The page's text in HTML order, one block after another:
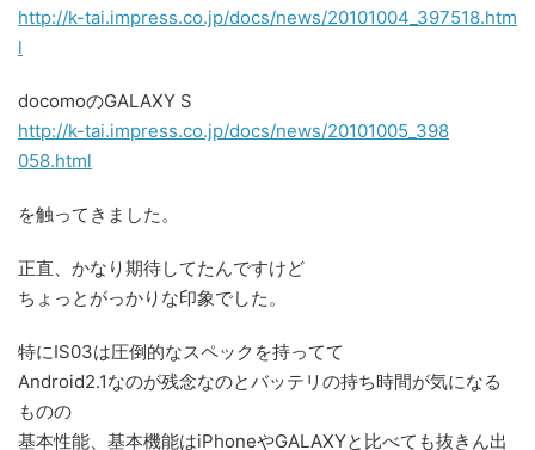
http://k-tai.impress.co.jp/docs/news/20101004_397518.htm
l
docomoのGALAXY S
http://k-tai.impress.co.jp/docs/news/20101005_398
058.html
を触ってきました。
正直、かなり期待してたんですけど
ちょっとがっかりな印象でした。
特にIS03は圧倒的なスペックを持ってて
Android2.1なのが残念なのとバッテリの持ち時間が気になる
ものの
基本性能、基本機能はiPhoneやGALAXYと比べても抜きん出